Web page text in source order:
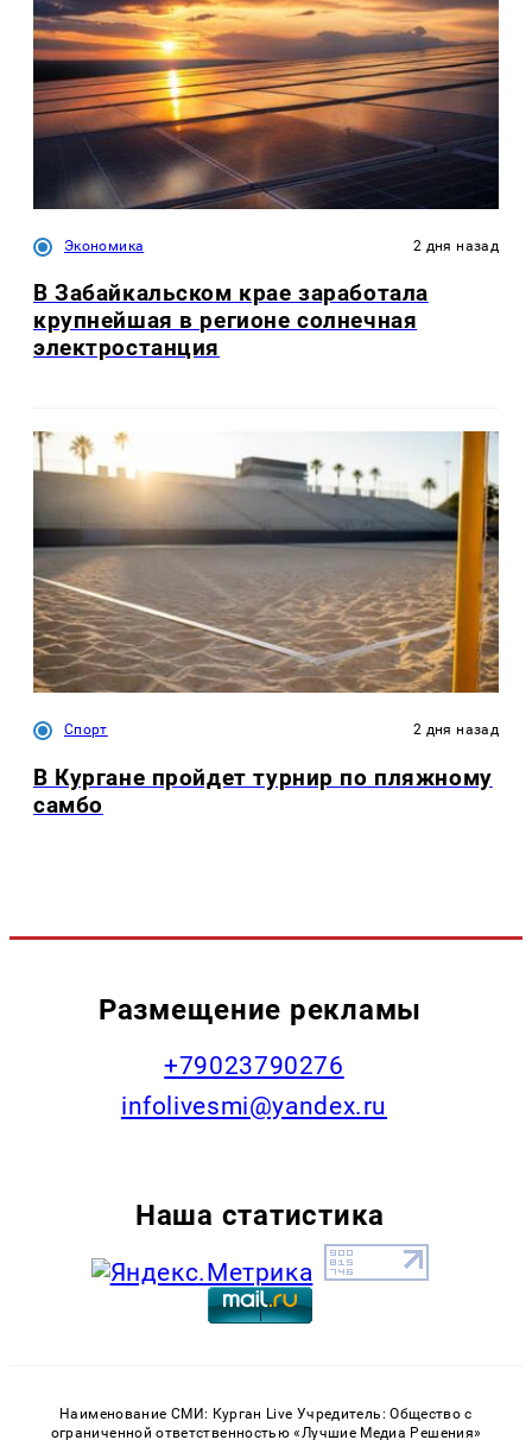
Экономика 2 дня назад
В Забайкальском крае заработала
крупнейшая в регионе солнечная
электростанция
Спорт 2 дня назад
В Кургане пройдет турнир по пляжному
самбо
Размещение рекламы
+79023790276
infolivesmi@yandex.ru
Наша статистика
Наименование СМИ: Курган Live Учредитель: Общество с
ограниченной ответственностью «Лучшие Медиа Решения»